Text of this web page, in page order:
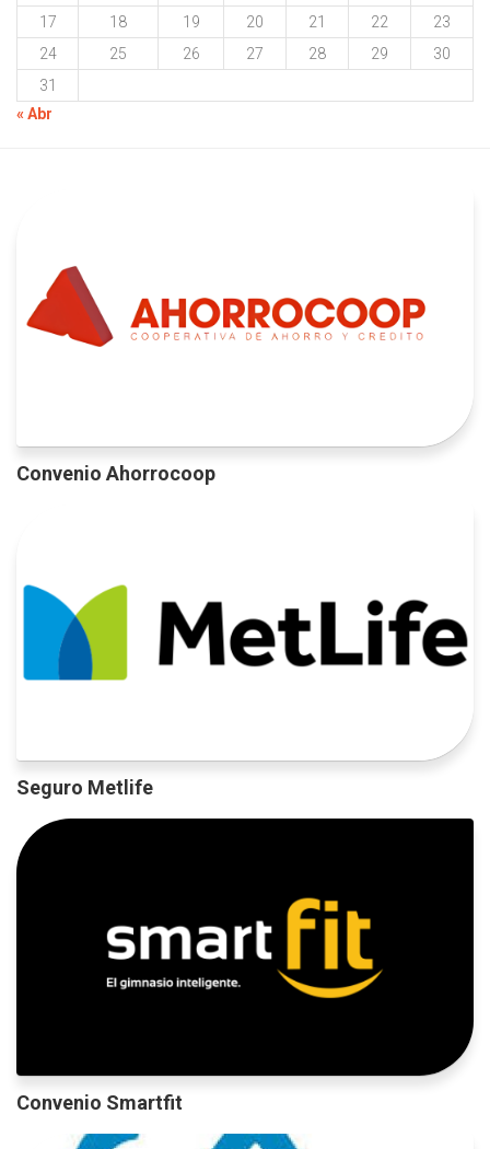
17
18 19 20 21 22
23
24
25 26 27 28 29
30
31
« Abr
Convenio Ahorrocoop
Seguro Metlife
Convenio Smartfit